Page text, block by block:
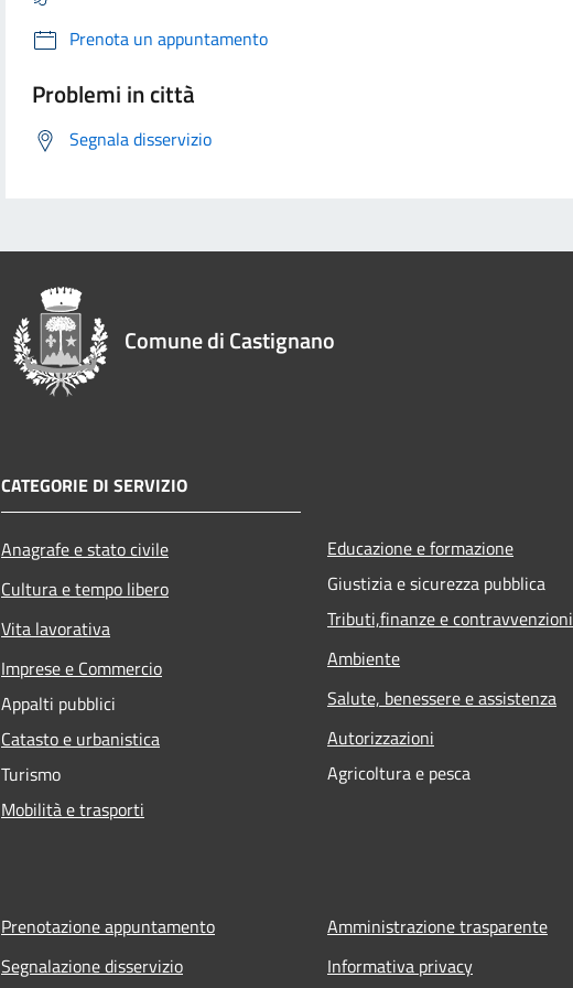
Prenota un appuntamento
Problemi in città
Segnala disservizio
Comune di Castignano
CATEGORIE DI SERVIZIO
Anagrafe e stato civile
Cultura e tempo libero
Vita lavorativa
Imprese e Commercio
Appalti pubblici
Catasto e urbanistica
Turismo
Mobilità e trasporti
Educazione e formazione
Giustizia e sicurezza pubblica
Tributi,finanze e contravvenzioni
Ambiente
Salute, benessere e assistenza
Autorizzazioni
Agricoltura e pesca
Prenotazione appuntamento
Segnalazione disservizio
Amministrazione trasparente
Informativa privacy